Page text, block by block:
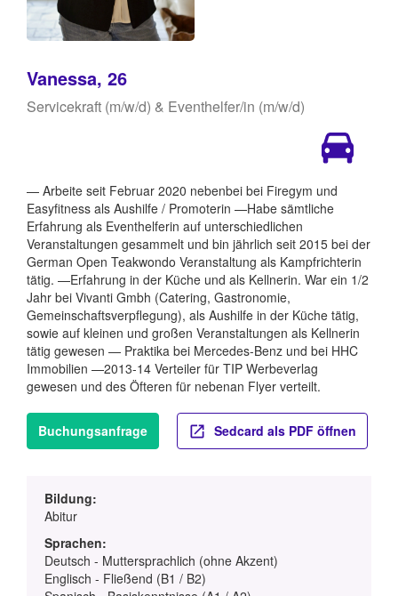
Vanessa, 26
Servicekraft (m/w/d) & Eventhelfer/in (m/w/d)
— Arbeite seit Februar 2020 nebenbei bei Firegym und
Easyfitness als Aushilfe / Promoterin —Habe sämtliche
Erfahrung als Eventhelferin auf unterschiedlichen
Veranstaltungen gesammelt und bin jährlich seit 2015 bei der
German Open Teakwondo Veranstaltung als Kampfrichterin
tätig. —Erfahrung in der Küche und als Kellnerin. War ein 1/2
Jahr bei Vivanti Gmbh (Catering, Gastronomie,
Gemeinschaftsverpflegung), als Aushilfe in der Küche tätig,
sowie auf kleinen und großen Veranstaltungen als Kellnerin
tätig gewesen — Praktika bei Mercedes-Benz und bei HHC
Immobilien —2013-14 Verteiler für TIP Werbeverlag
gewesen und des Öfteren für nebenan Flyer verteilt.
Buchungsanfrage Sedcard als PDF öffnen
Bildung:
Abitur
Sprachen:
Deutsch - Muttersprachlich (ohne Akzent)
Englisch - Fließend (B1 / B2)